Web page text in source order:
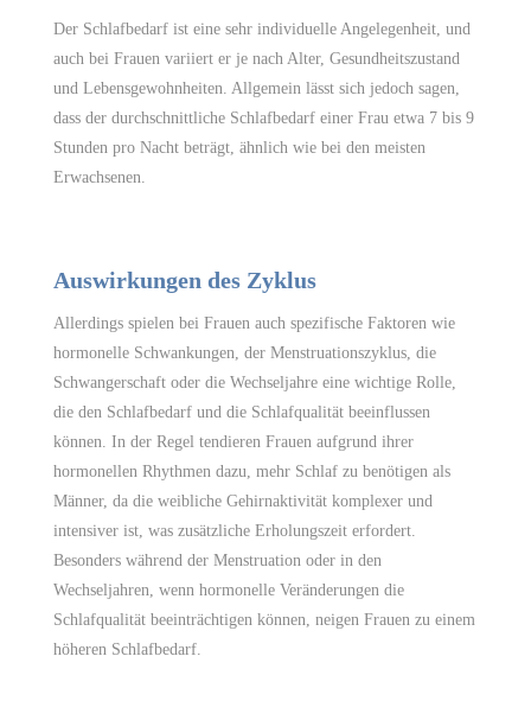
Der Schlafbedarf ist eine sehr individuelle Angelegenheit, und
auch bei Frauen variiert er je nach Alter, Gesundheitszustand
und Lebensgewohnheiten. Allgemein lässt sich jedoch sagen,
dass der durchschnittliche Schlafbedarf einer Frau etwa 7 bis 9
Stunden pro Nacht beträgt, ähnlich wie bei den meisten
Erwachsenen.
Auswirkungen des Zyklus
Allerdings spielen bei Frauen auch spezifische Faktoren wie
hormonelle Schwankungen, der Menstruationszyklus, die
Schwangerschaft oder die Wechseljahre eine wichtige Rolle,
die den Schlafbedarf und die Schlafqualität beeinflussen
können. In der Regel tendieren Frauen aufgrund ihrer
hormonellen Rhythmen dazu, mehr Schlaf zu benötigen als
Männer, da die weibliche Gehirnaktivität komplexer und
intensiver ist, was zusätzliche Erholungszeit erfordert.
Besonders während der Menstruation oder in den
Wechseljahren, wenn hormonelle Veränderungen die
Schlafqualität beeinträchtigen können, neigen Frauen zu einem
höheren Schlafbedarf.